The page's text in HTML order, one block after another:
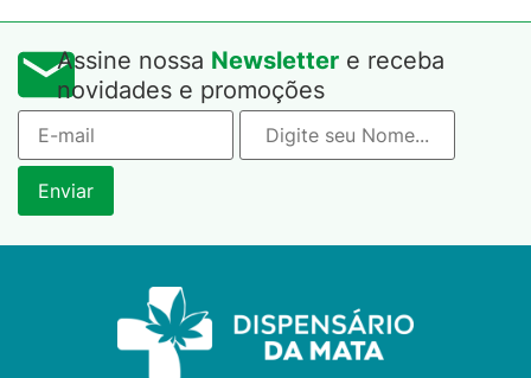
Assine nossa Newsletter e receba
novidades e promoções